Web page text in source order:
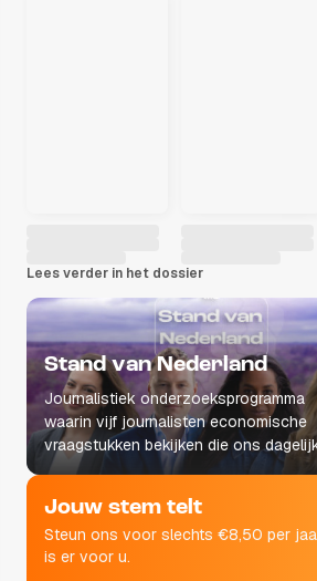
Lees verder in het dossier
Stand van Nederland
Journalistiek onderzoeksprogramma
waarin vijf journalisten economische
vraagstukken bekijken die ons
leven raken.
Jouw stem telt
Steun ons voor slechts €8,50 per
is er voor u.